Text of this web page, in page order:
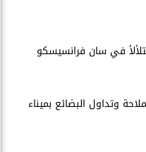
في سان فرانسيسكو
وتداول البضائع بميناء